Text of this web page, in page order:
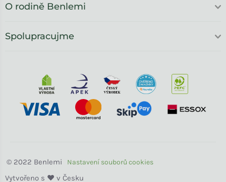
O rodině Benlemi
Spolupracujme
Benlemi